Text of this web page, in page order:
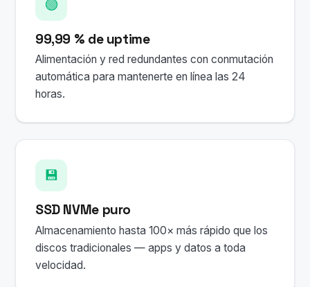
🟢
99,99 % de uptime
Alimentación y red redundantes con conmutación
automática para mantenerte en línea las 24
horas.
💾
SSD NVMe puro
Almacenamiento hasta 100× más rápido que los
discos tradicionales — apps y datos a toda
velocidad.